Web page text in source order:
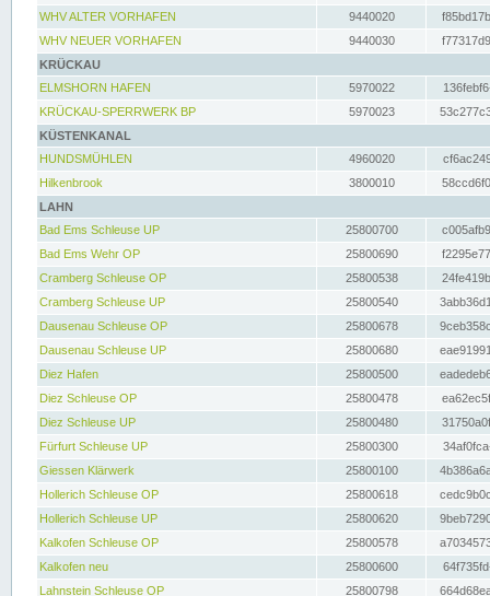
WHV ALTER VORHAFEN
9440020
WHV NEUER VORHAFEN
9440030
KRÜCKAU
ELMSHORN HAFEN
5970022
KRÜCKAU-SPERRWERK BP
5970023
KÜSTENKANAL
HUNDSMÜHLEN
4960020
Hilkenbrook
3800010
LAHN
Bad Ems Schleuse UP
25800700
Bad Ems Wehr OP
25800690
Cramberg Schleuse OP
25800538
Cramberg Schleuse UP
25800540
Dausenau Schleuse OP
25800678
Dausenau Schleuse UP
25800680
Diez Hafen
25800500
Diez Schleuse OP
25800478
Diez Schleuse UP
25800480
Fürfurt Schleuse UP
25800300
Giessen Klärwerk
25800100
Hollerich Schleuse OP
25800618
Hollerich Schleuse UP
25800620
Kalkofen Schleuse OP
25800578
Kalkofen neu
25800600
Lahnstein Schleuse OP
25800798